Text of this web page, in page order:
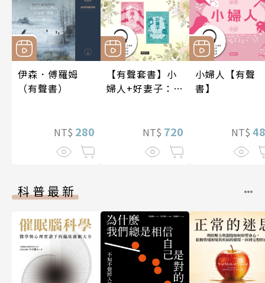
伊森．傅羅姆
（有聲書）
NT$ 280
【有聲套書】小
婦人+好妻子：路
NT$ 720
小婦人【有聲
書】
NT$
科普最新